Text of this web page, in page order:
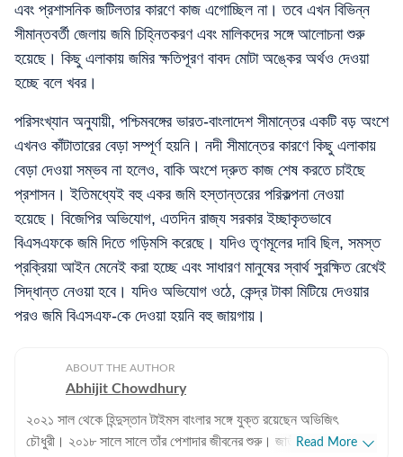
এবং প্রশাসনিক জটিলতার কারণে কাজ এগোচ্ছিল না। তবে এখন বিভিন্ন
সীমান্তবর্তী জেলায় জমি চিহ্নিতকরণ এবং মালিকদের সঙ্গে আলোচনা শুরু
হয়েছে। কিছু এলাকায় জমির ক্ষতিপূরণ বাবদ মোটা অঙ্কের অর্থও দেওয়া
হচ্ছে বলে খবর।
পরিসংখ্যান অনুযায়ী, পশ্চিমবঙ্গের ভারত-বাংলাদেশ সীমান্তের একটি বড় অংশে
এখনও কাঁটাতারের বেড়া সম্পূর্ণ হয়নি। নদী সীমান্তের কারণে কিছু এলাকায়
বেড়া দেওয়া সম্ভব না হলেও, বাকি অংশে দ্রুত কাজ শেষ করতে চাইছে
প্রশাসন। ইতিমধ্যেই বহু একর জমি হস্তান্তরের পরিকল্পনা নেওয়া
হয়েছে। বিজেপির অভিযোগ, এতদিন রাজ্য সরকার ইচ্ছাকৃতভাবে
বিএসএফকে জমি দিতে গড়িমসি করেছে। যদিও তৃণমূলের দাবি ছিল, সমস্ত
প্রক্রিয়া আইন মেনেই করা হচ্ছে এবং সাধারণ মানুষের স্বার্থ সুরক্ষিত রেখেই
সিদ্ধান্ত নেওয়া হবে। যদিও অভিযোগ ওঠে, কেন্দ্র টাকা মিটিয়ে দেওয়ার
পরও জমি বিএসএফ-কে দেওয়া হয়নি বহু জায়গায়।
ABOUT THE AUTHOR
Abhijit Chowdhury
২০২১ সাল থেকে হিন্দুস্তান টাইমস বাংলার সঙ্গে যুক্ত রয়েছেন অভিজিৎ
চৌধুরী। ২০১৮ সালে সালে তাঁর পেশাদার জীবনের শুরু। জাতীয়, আন্তর্জাতিক
Read More